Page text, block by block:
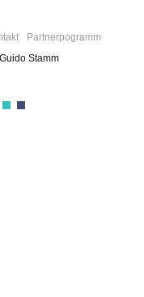
Partnerpogramm
Stamm